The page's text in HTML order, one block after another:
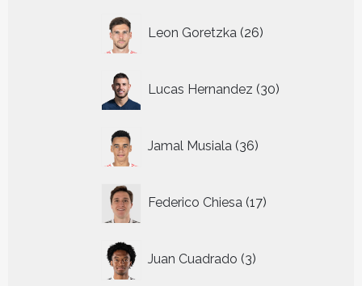
Leon Goretzka 26
producten
Lucas Hernandez 30
producten
Jamal Musiala 36
producten
Federico Chiesa 17
producten
Juan Cuadrado 3
producten